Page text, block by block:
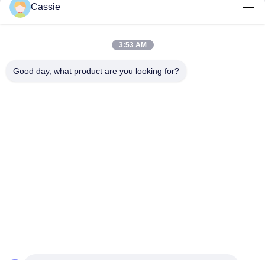
Không, không.38Đường Huagang, Khu vực Nam Cảng Công
Cassie
3:53 AM
Good day, what product are you looking for?